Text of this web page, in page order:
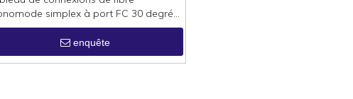
simplex à port FC 30 degrés
enquête